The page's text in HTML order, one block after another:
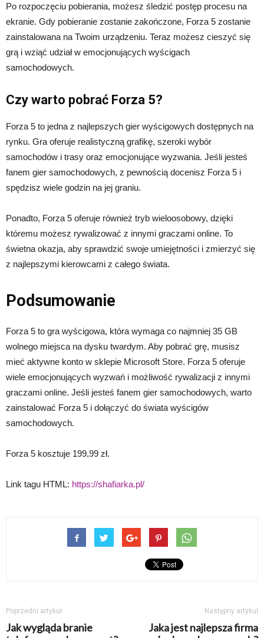
Po rozpoczęciu pobierania, możesz śledzić postęp procesu na
ekranie. Gdy pobieranie zostanie zakończone, Forza 5 zostanie
zainstalowana na Twoim urządzeniu. Teraz możesz cieszyć się
grą i wziąć udział w emocjonujących wyścigach
samochodowych.
Czy warto pobrać Forza 5?
Forza 5 to jedna z najlepszych gier wyścigowych dostępnych na
rynku. Gra oferuje realistyczną grafikę, szeroki wybór
samochodów i trasy oraz emocjonujące wyzwania. Jeśli jesteś
fanem gier samochodowych, z pewnością docenisz Forza 5 i
spędzisz wiele godzin na jej graniu.
Ponadto, Forza 5 oferuje również tryb wieloosobowy, dzięki
któremu możesz rywalizować z innymi graczami online. To
świetna okazja, aby sprawdzić swoje umiejętności i zmierzyć się
z najlepszymi kierowcami z całego świata.
Podsumowanie
Forza 5 to gra wyścigowa, która wymaga co najmniej 35 GB
wolnego miejsca na dysku twardym. Aby pobrać grę, musisz
mieć aktywne konto w sklepie Microsoft Store. Forza 5 oferuje
wiele emocjonujących wyzwań i możliwość rywalizacji z innymi
graczami online. Jeśli jesteś fanem gier samochodowych, warto
zainstalować Forza 5 i dołączyć do świata wyścigów
samochodowych.
Forza 5 kosztuje 199,99 zł.
Link tagu HTML: https://shafiarka.pl/
Poprzedni artykuł
Jak wygląda branie
Następny artykuł
Jaka jest najlepsza firma